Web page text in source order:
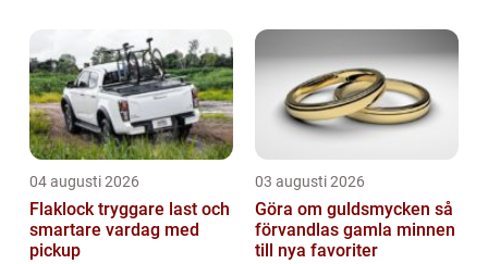
image är spindlar faktiskt en ...
04 augusti 2026
Flaklock tryggare last och
smartare vardag med
pickup
03 augusti 2026
Göra om guldsmycken så
förvandlas gamla minnen
till nya favoriter